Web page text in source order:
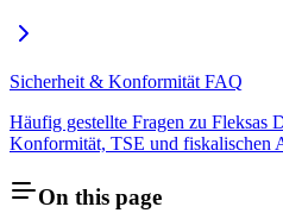
Sicherheit & Konformität FAQ
Häufig gestellte Fragen zu Fleksas
Konformität, TSE und fiskalischen
On this page